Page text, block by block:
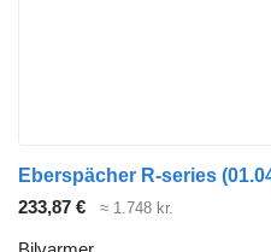
233,87 € ≈ 1.748 kr.